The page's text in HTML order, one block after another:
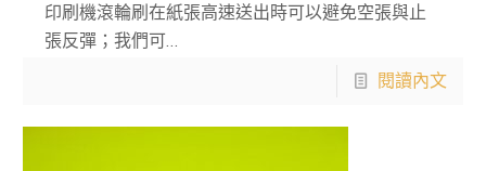
印刷機滾輪刷在紙張高速送出時可以避免空張與止
張反彈；我們可…
閱讀內文